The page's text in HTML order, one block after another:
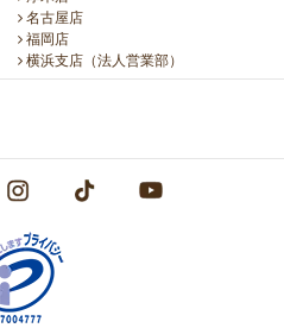
名古屋店
福岡店
横浜支店（法人営業部）